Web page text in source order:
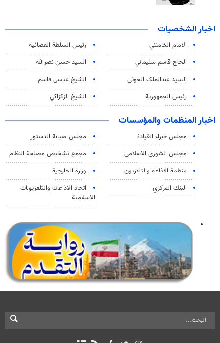
اخبار الشخصيات
الامام الخامنئي
رئیس السلطة القضائیة
الحاج قاسم سليماني
السيد حسن نصرالله
السید عبدالملک الحوثي
الشيخ عيسى قاسم
رئيس الجمهورية
الشيخ الزكزاكي
اخبار المنظمات والمؤسسات
مجلس خبراء القيادة
مجلس صيانة الدستور
مجلس الشورى الاسلامي
مجمع تشخيص مصلحة النظام
منظمة الاذاعة والتلفزیون
وزارة الخارجية
البنك المركزي
اتحاد الاذاعات والتلفزيونات
الاسلامية